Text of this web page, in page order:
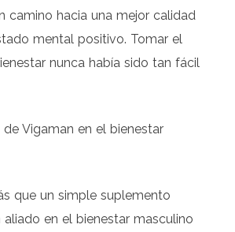
camino hacia una mejor calidad
mental positivo. Tomar el
nunca había sido tan fácil
Vigaman en el bienestar
que un simple suplemento
aliado en el bienestar masculino